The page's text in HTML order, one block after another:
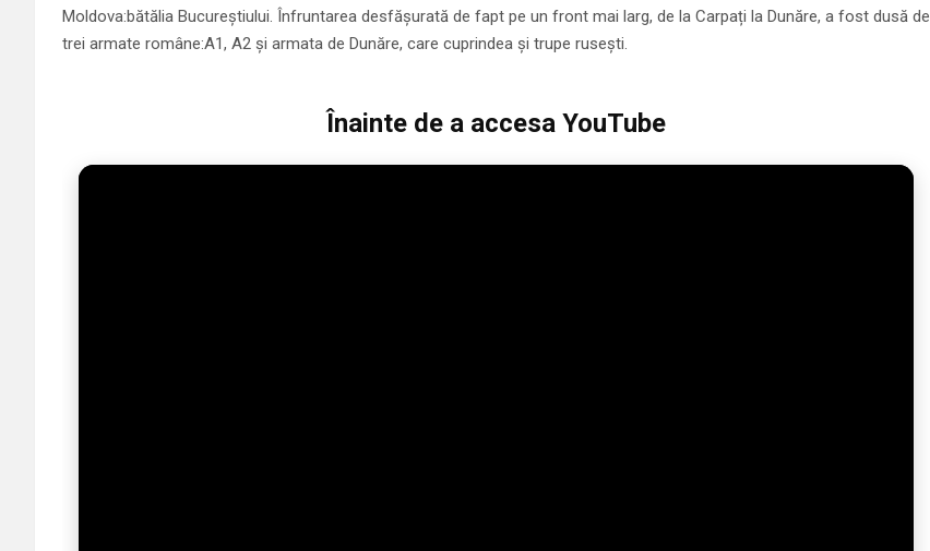
Moldova:bătălia Bucureștiului. Înfruntarea desfășurată de fapt pe un front mai larg, de la Carpați la Dunăre, a fost dusă de
trei armate române:A1, A2 și armata de Dunăre, care cuprindea și trupe rusești.
Înainte de a accesa YouTube